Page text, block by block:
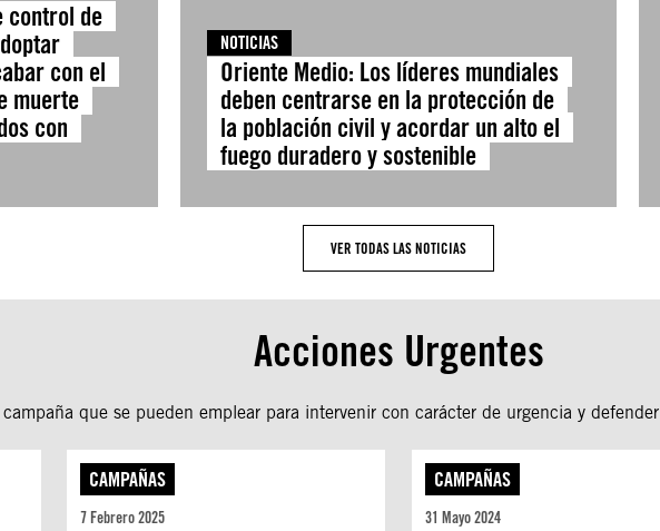
control de
con el
muerte
con
NOTICIAS
Oriente Medio: Los líderes mundiales
deben centrarse en la protección de
la población civil y acordar un alto el
fuego duradero y sostenible
VER TODAS LAS NOTICIAS
Acciones Urgentes
que se pueden emplear para intervenir con carácter de urgencia y
CAMPAÑAS
7 Febrero 2025
CAMPAÑAS
31 Mayo 2024